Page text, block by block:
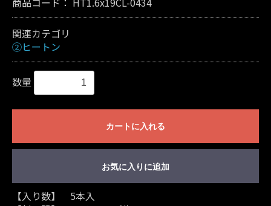
関連カテゴリ
②ヒートン
数量
カートに入れる
お気に入りに追加
【入り数】 5本入